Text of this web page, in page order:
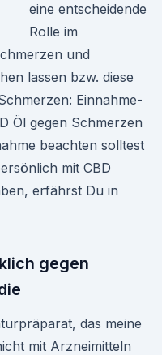
eine entscheidende
Rolle im
und
lassen bzw. diese
Einnahme-
Öl gegen Schmerzen
beachten solltest
mit CBD
erfährst Du in
gegen
das meine
mit Arzneimitteln